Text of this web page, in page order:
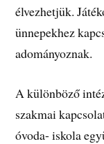
élvezhetjük.
ünnepekhez
adományoznak.
A különböző
szakmai
óvoda- iskola